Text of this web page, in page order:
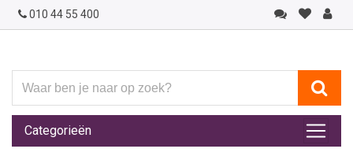
010 44 55 400
ben
je
naar
op
Categorieën